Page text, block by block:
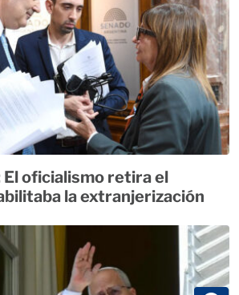
oficialismo retira el
la extranjerización